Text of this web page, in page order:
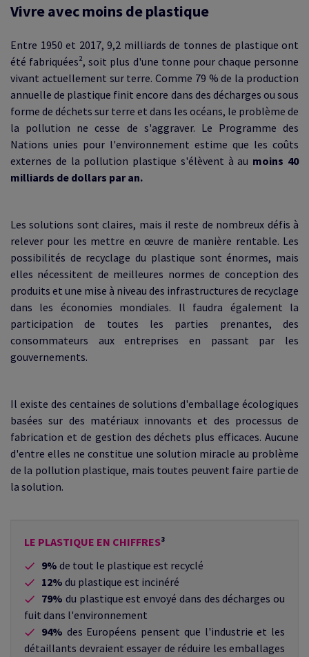
Vivre avec moins de plastique
Entre 1950 et 2017, 9,2 milliards de tonnes de plastique ont
été fabriquées², soit plus d'une tonne pour chaque personne
vivant actuellement sur terre. Comme 79 % de la production
annuelle de plastique finit encore dans des décharges ou sous
forme de déchets sur terre et dans les océans, le problème de
la pollution ne cesse de s'aggraver. Le Programme des
Nations unies pour l'environnement estime que les coûts
externes de la pollution plastique s'élèvent à au moins 40
milliards de dollars par an.
Les solutions sont claires, mais il reste de nombreux défis à
relever pour les mettre en œuvre de manière rentable. Les
possibilités de recyclage du plastique sont énormes, mais
elles nécessitent de meilleures normes de conception des
produits et une mise à niveau des infrastructures de recyclage
dans les économies mondiales. Il faudra également la
participation de toutes les parties prenantes, des
consommateurs aux entreprises en passant par les
gouvernements.
Il existe des centaines de solutions d'emballage écologiques
basées sur des matériaux innovants et des processus de
fabrication et de gestion des déchets plus efficaces. Aucune
d'entre elles ne constitue une solution miracle au problème
de la pollution plastique, mais toutes peuvent faire partie de
la solution.
LE PLASTIQUE EN CHIFFRES³
9% de tout le plastique est recyclé
12% du plastique est incinéré
79% du plastique est envoyé dans des décharges ou
fuit dans l'environnement
94% des Européens pensent que l'industrie et les
détaillants devraient essayer de réduire les emballages